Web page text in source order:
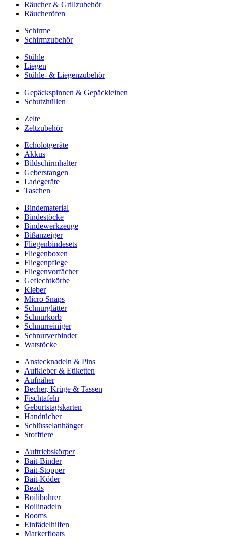
Räucher & Grillzubehör
Räucheröfen
Schirme
Schirmzubehör
Stühle
Liegen
Stühle- & Liegenzubehör
Gepäckspinnen & Gepäckleinen
Schutzhüllen
Zelte
Zeltzubehör
Echolotgeräte
Akkus
Bildschirmhalter
Geberstangen
Ladegeräte
Taschen
Bindematerial
Bindestöcke
Bindewerkzeuge
Bißanzeiger
Fliegenbindesets
Fliegenboxen
Fliegenpflege
Fliegenvorfächer
Geflechtkörbe
Kleber
Micro Snaps
Schnurglätter
Schnurkorb
Schnurreiniger
Schnurverbinder
Watstöcke
Anstecknadeln & Pins
Aufkleber & Etiketten
Aufnäher
Becher, Krüge & Tassen
Fischtafeln
Geburtstagskarten
Handtücher
Schlüsselanhänger
Stofftiere
Auftriebskörper
Bait-Binder
Bait-Stopper
Bait-Köder
Beads
Boilibohrer
Boilinadeln
Booms
Einfädelhilfen
Markerfloats